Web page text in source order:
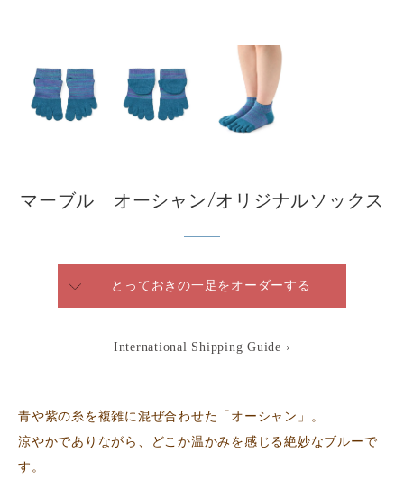
マーブル オーシャン/オリジナルソックス
とっておきの一足をオーダーする
International Shipping Guide ›
青や紫の糸を複雑に混ぜ合わせた「オーシャン」。
涼やかでありながら、どこか温かみを感じる絶妙なブルーで
す。